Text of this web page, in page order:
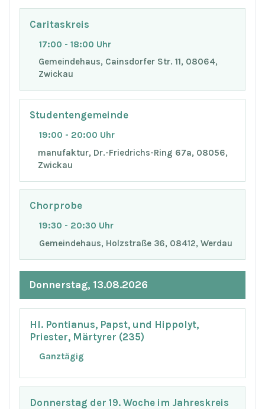
Caritaskreis
17:00 - 18:00 Uhr
Gemeindehaus, Cainsdorfer Str. 11, 08064,
Zwickau
Studentengemeinde
19:00 - 20:00 Uhr
manufaktur, Dr.-Friedrichs-Ring 67a, 08056,
Zwickau
Chorprobe
19:30 - 20:30 Uhr
Gemeindehaus, Holzstraße 36, 08412, Werdau
Donnerstag, 13.08.2026
Hl. Pontianus, Papst, und Hippolyt,
Priester, Märtyrer (235)
Ganztägig
Donnerstag der 19. Woche im Jahreskreis